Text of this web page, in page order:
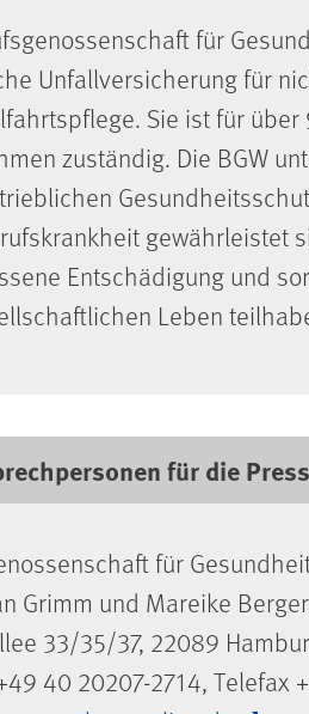
für
Unfallversicherung für
Sie ist für
zuständig. Die BGW
gewährleistet
Entschädigung und
Leben
für die
für
Grimm und Mareike
33/35/37, 22089
40 20207-2714, Telefax